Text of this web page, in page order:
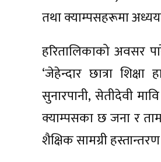
तथा क्याम्पसहरूमा
हरितालिकाको अवसर
‘जेहेन्दार छात्रा
सुनारपानी, सेतीदेवी
क्याम्पसका छ जना र
शैक्षिक सामग्री